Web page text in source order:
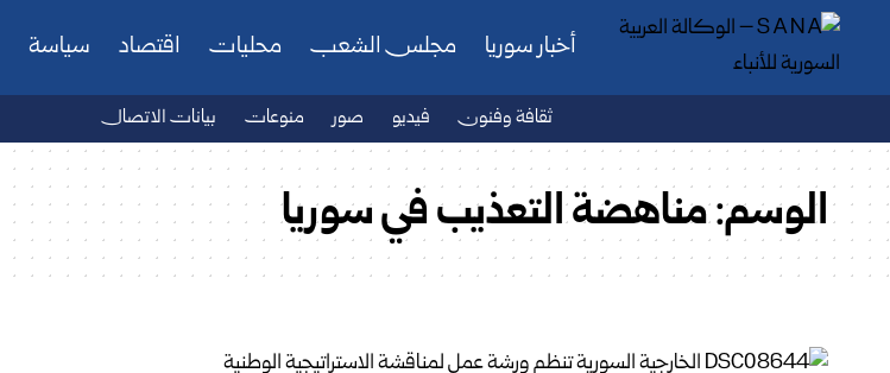
أخبار سوريا مجلس الشعب محليات اقتصاد سياسة
ثقافة وفنون فيديو صور منوعات بيانات الاتصال
الوسم:مناهضة التعذيب في سوريا